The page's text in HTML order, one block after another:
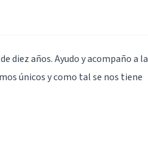
diez años. Ayudo y acompaño a la
únicos y como tal se nos tiene